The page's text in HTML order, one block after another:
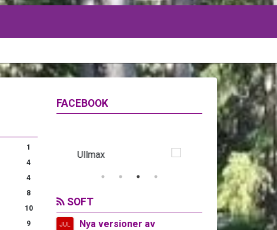
1
4
4
8
10
9
FACEBOOK
SOFT
JUL
Nya versioner av